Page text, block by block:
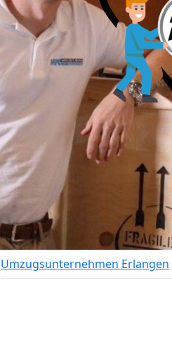
Umzugsunternehmen Erlangen